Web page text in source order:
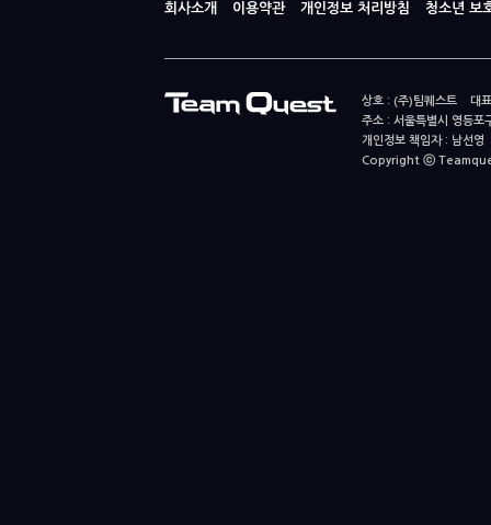
회사소개 이용약관 개인정보 처리방침 청소년 보
상호 : (주)팀퀘스트 대
주소 : 서울특별시 영등
개인정보 책임자 : 남
Copyright ⓒ